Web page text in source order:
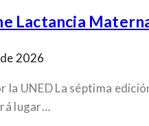
Lactancia
2026
UNED La séptima
lugar…